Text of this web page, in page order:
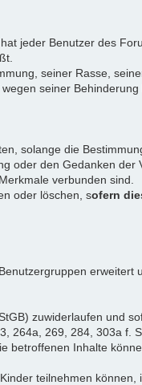
jeder Benutzer des
seiner Rasse,
seiner Behinderung
solange die
oder den Gedanken der
verbunden sind.
oder löschen, sofern
erweitert
zuwiderlaufen und
264a, 269, 284, 303a f.
betroffenen Inhalte
teilnehmen